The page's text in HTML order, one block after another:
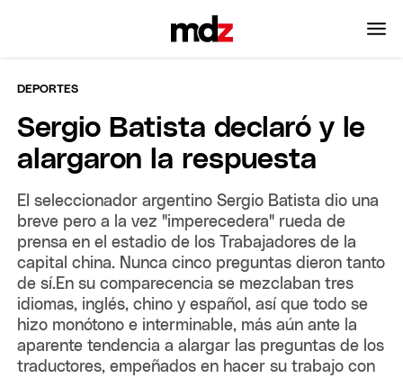
DEPORTES
Sergio Batista declaró y le
alargaron la respuesta
El seleccionador argentino Sergio Batista dio una
breve pero a la vez "imperecedera" rueda de
prensa en el estadio de los Trabajadores de la
capital china. Nunca cinco preguntas dieron tanto
de sí.En su comparecencia se mezclaban tres
idiomas, inglés, chino y español, así que todo se
hizo monótono e interminable, más aún ante la
aparente tendencia a alargar las preguntas de los
traductores, empeñados en hacer su trabajo con